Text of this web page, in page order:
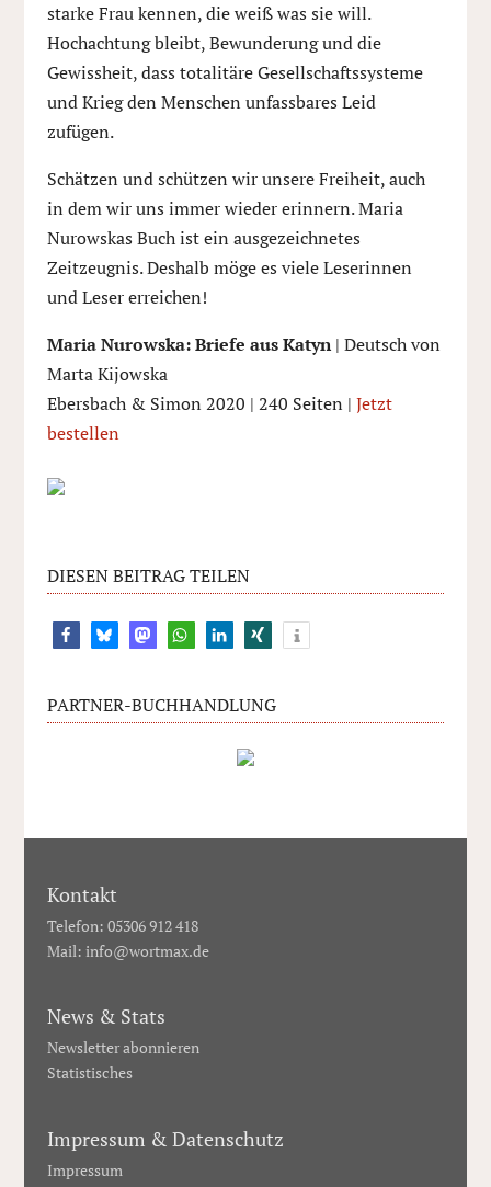
starke Frau kennen, die weiß was sie will.
Hochachtung bleibt, Bewunderung und die
Gewissheit, dass totalitäre Gesellschaftssysteme
und Krieg den Menschen unfassbares Leid
zufügen.
Schätzen und schützen wir unsere Freiheit, auch
in dem wir uns immer wieder erinnern. Maria
Nurowskas Buch ist ein ausgezeichnetes
Zeitzeugnis. Deshalb möge es viele Leserinnen
und Leser erreichen!
Maria Nurowska: Briefe aus Katyn| Deutsch von
Marta Kijowska
Ebersbach & Simon 2020 | 240 Seiten | Jetzt
bestellen
DIESEN BEITRAG TEILEN
7
PARTNER-BUCHHANDLUNG
Kontakt
Telefon: 05306 912 418
Mail: info@wortmax.de
News & Stats
Newsletter abonnieren
Statistisches
Impressum & Datenschutz
Impressum